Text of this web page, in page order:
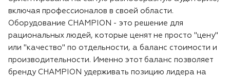
включая профессионалов в своей области.
Оборудование CHAMPION - это решение для
рациональных людей, которые ценят не просто "цену"
или "качество" по отдельности, а баланс стоимости и
производительности. Именно этот баланс позволяет
бренду CHAMPION удерживать позицию лидера на